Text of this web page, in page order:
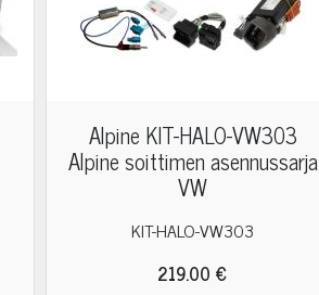
Alpine KIT-HALO-VW303
Alpine soittimen asennussarja
VW
KIT-HALO-VW303
219.00 €